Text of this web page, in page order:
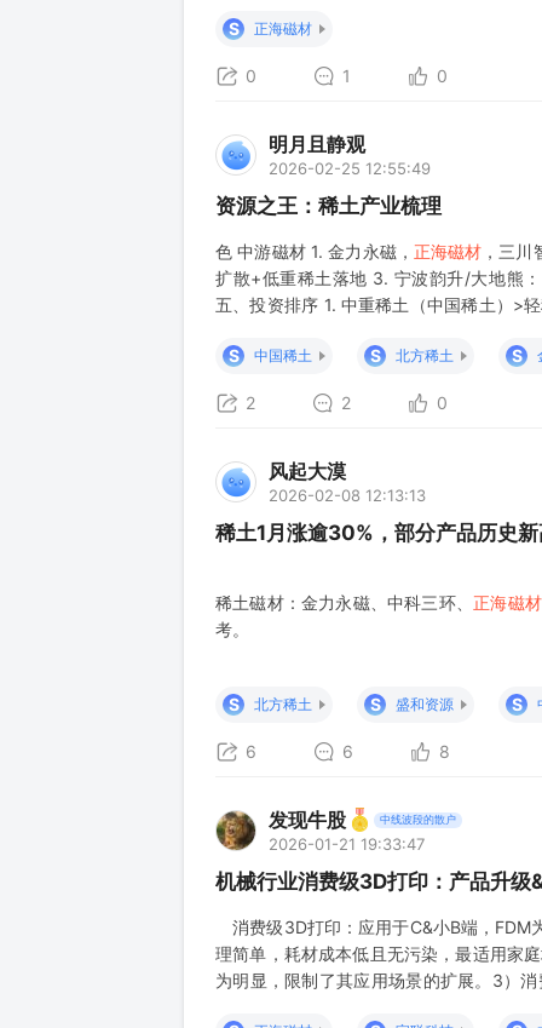
S
正海磁材
0 1 0
明月且静观
2026-02-25 12:55:49
资源之王：稀土产业梳理
色 中游磁材 1. 金力永磁， 正海磁材 ，三
扩散+低重稀土落地 3. 宁波韵升/大地熊
五、投资排序 1. 中重稀土（中国稀土）>
S
中国稀土 S 北方稀土 S
2 2 0
风起大漠
2026-02-08 12:13:13
稀土1月涨逾30%，部分产品历史
稀土磁材：金力永磁、中科三环、 正海磁材
考。
S 北方稀土 S 盛和资源 S
6 6 8
发现牛股 中线波段的散户
2026-01-21 19:33:47
机械行业消费级3D打印：产品升级
消费级3D打印：应用于C&小B端，FDM
理简单，耗材成本低且无污染，最适用家
为明显，限制了其应用场景的扩展。3）